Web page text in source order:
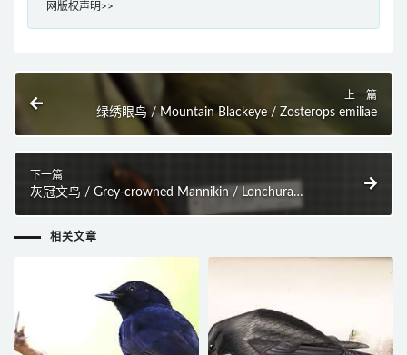
网版权声明>>
上一篇
绿绣眼鸟 / Mountain Blackeye / Zosterops emiliae
下一篇
灰冠文鸟 / Grey-crowned Mannikin / Lonchura
相关文章